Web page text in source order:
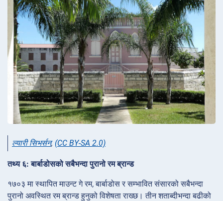
ल्यारी सिभर्सन, (CC BY-SA 2.0)
तथ्य ६: बार्बाडोसको सबैभन्दा पुरानो रम ब्रान्ड
१७०३ मा स्थापित माउन्ट गे रम, बार्बाडोस र सम्भावित संसारको सबैभन्दा
पुरानो अवस्थित रम ब्रान्ड हुनुको विशेषता राख्छ। तीन शताब्दीभन्दा बढीको